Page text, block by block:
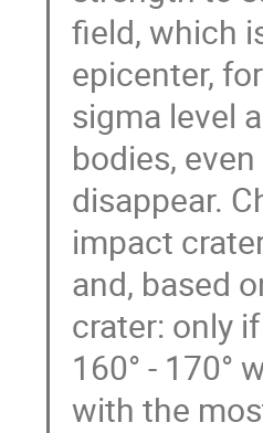
field, which
epicenter,
sigma level
bodies,
disappear.
impact
and, based
crater: only
160° - 170°
with the